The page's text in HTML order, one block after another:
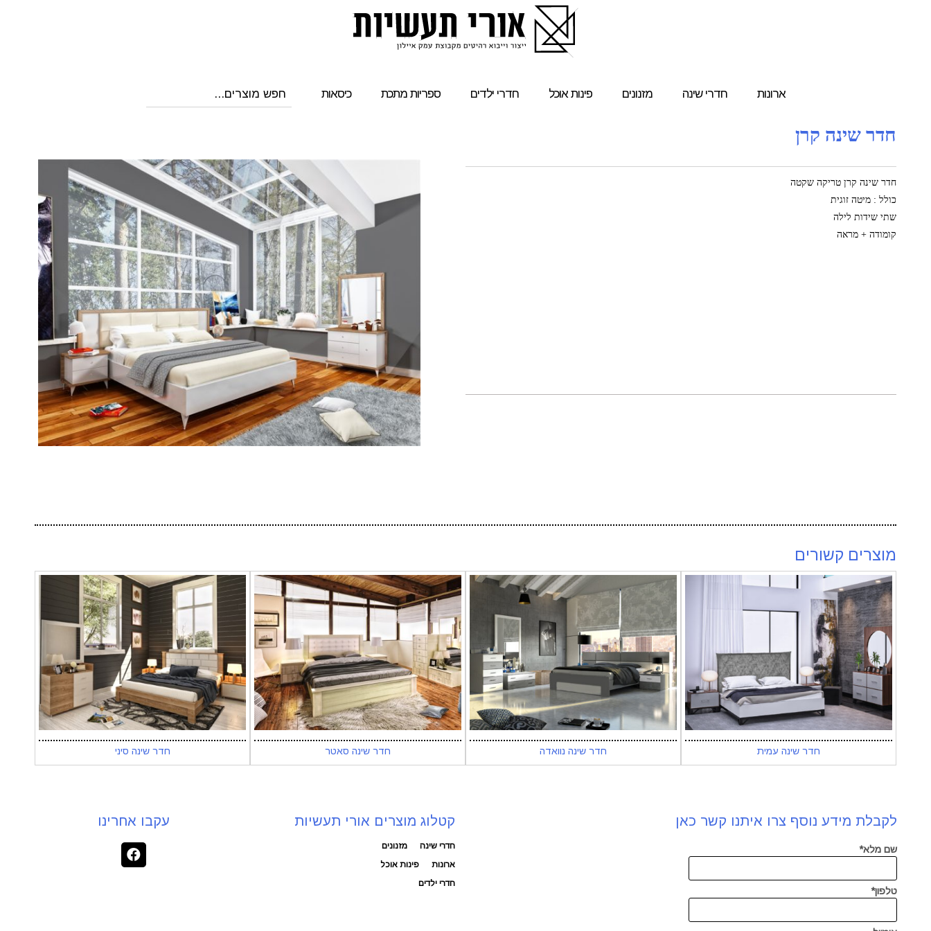
ארונות חדרי שינה מזנונים פינות אוכל חדרי ילדים ספריות מתכת כיסאות
חדר שינה קרן
חדר שינה קרן טריקה שקטה
כולל : מיטה זוגית
שתי שידות לילה
קומודה + מראה
מוצרים קשורים
חדר שינה סיני חדר שינה סאטר חדר שינה נוואדה חדר שינה עמית
עקבו אחרינו קטלוג מוצרים אורי תעשיות
חדרי שינה
מזנונים
ארונות
פינות אוכל
חדרי ילדים
לקבלת מידע נוסף צרו איתנו קשר כאן
שם מלא*
טלפון*